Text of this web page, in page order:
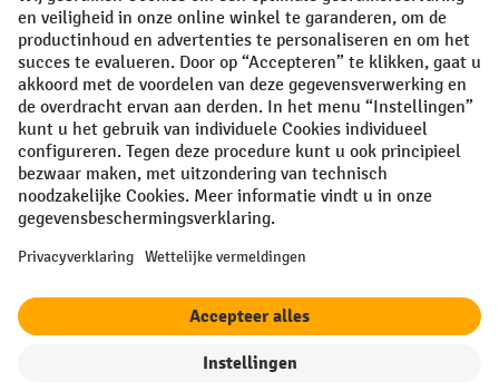
Algemene verkoopvoorwaarden Copyright
Privacyverklaring Privacy-instellingen
All prices excl. VAT plusshipping costs and possible delivery charges,
if not stated otherwise.
¹ De korting is geldig tot en met de vermelde datum. Combinatie met
andere aanbiedingen en lopende acties is niet mogelijk. | ² De korting
wordt éénmalig toegekend bij de eerste inschrijving voor de
worden bij een online aankoop met een minimum netto bestelwaarde
maximaal 10 %. Elektrische transpalletten, elektrische stapelaars,
elektrische heftrucks en gereedschap zijn uitgesloten van deze actie.